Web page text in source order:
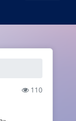
110